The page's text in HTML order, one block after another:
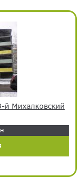
й Михалковский